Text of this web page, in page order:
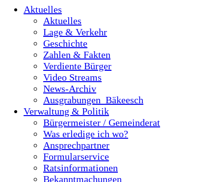
Aktuelles
Aktuelles
Lage & Verkehr
Geschichte
Zahlen & Fakten
Verdiente Bürger
Video Streams
News-Archiv
Ausgrabungen_Bäkeesch
Verwaltung & Politik
Bürgermeister / Gemeinderat
Was erledige ich wo?
Ansprechpartner
Formularservice
Ratsinformationen
Bekanntmachungen